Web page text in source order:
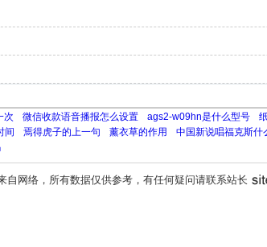
次 微信收款语音播报怎么设置 ags2-w09hn是什么型号
间 焉得虎子的上一句 薰衣草的作用 中国新说唱福克斯什
网络，所有数据仅供参考，有任何疑问请联系站长